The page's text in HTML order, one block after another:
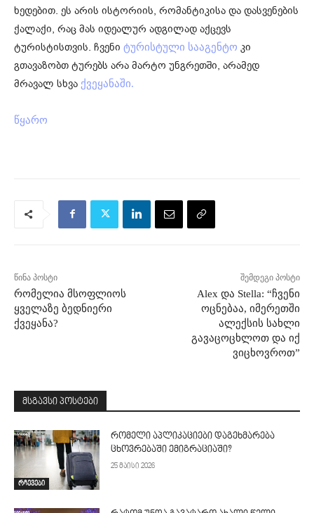
ხედებით. ეს არის ისტორიის, რომანტიკისა და დასვენების
ქალაქი, რაც მას იდეალურ ადგილად აქცევს
ტურისტისთვის. ჩვენი ტურისტული სააგენტო კი
გთავაზობთ ტურებს არა მარტო უნგრეთში, არამედ
მრავალ სხვა ქვეყანაში.
წყარო
წინა პოსტი
რომელია მსოფლიოს
ყველაზე ბედნიერი
ქვეყანა?
შემდეგი პოსტი
Alex და Stella: “ჩვენი
ოცნებაა, იმერეთში
ალექსის სახლი
გავაცოცხლოთ და იქ
ვიცხოვროთ”
მსგავსი პოსტები
რჩევები
რომელი აპლიკაციები დაგეხმარება
ცხოვრებაში ემიგრაციაში?
25 მაისი 2026